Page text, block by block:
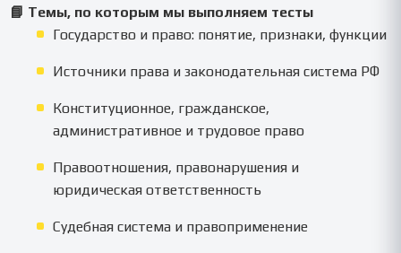
📘 Темы, по которым мы выполняем тесты
Государство и право: понятие, признаки, функции
Источники права и законодательная система РФ
Конституционное, гражданское,
административное и трудовое право
Правоотношения, правонарушения и
юридическая ответственность
Судебная система и правоприменение